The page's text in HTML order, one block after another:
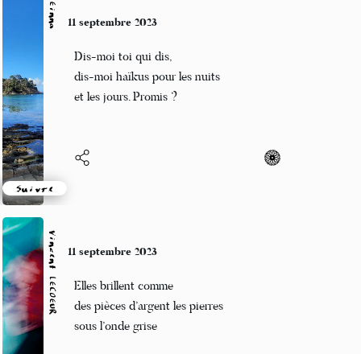
Naya
Suivre
9 septembre 2023
Terre, oh mère, toi qui secoue
Ces humains ignorants
Pour ébranler leur conscience ?
C-cédille 9 septembre 2023
L'eau glisse, caresse
Éclat de gouttes fraîches
Active ton fluide